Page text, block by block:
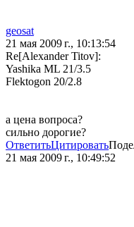
geosat
21 мая 2009 г., 10:13:54
Re[Alexander Titov]:
Yashika ML 21/3.5
Flektogon 20/2.8
а цена вопроса?
сильно дорогие?
ОтветитьЦитировать
21 мая 2009 г., 10:49:52